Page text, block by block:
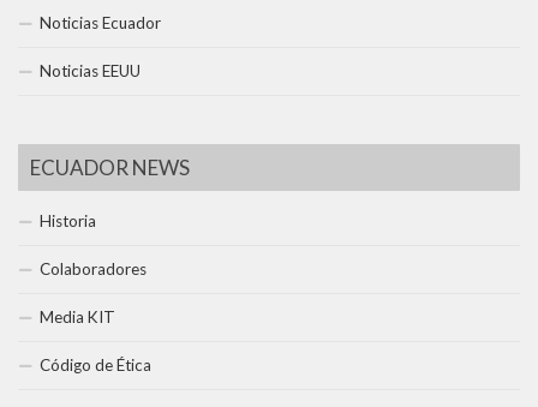
Noticias Ecuador
Noticias EEUU
ECUADOR NEWS
Historia
Colaboradores
Media KIT
Código de Ética